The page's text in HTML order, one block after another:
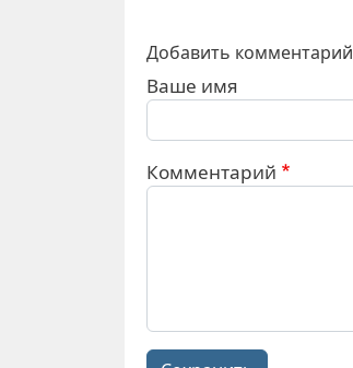
Добавить комментарий
Ваше имя
Комментарий